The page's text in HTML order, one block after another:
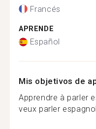
Francés
APRENDE
Español
Mis objetivos de
Apprendre à parler
veux parler